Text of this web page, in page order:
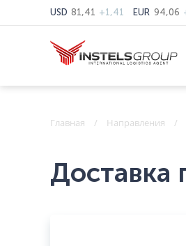
USD 81,41 +1,41 EUR 94,06
Главная Направления
Доставка